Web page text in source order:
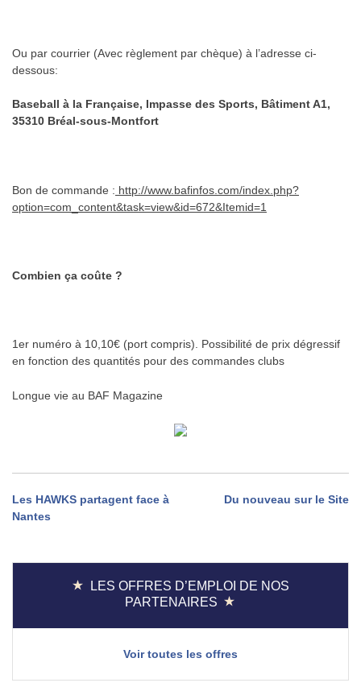
Ou par courrier (Avec règlement par chèque) à l’adresse ci-
dessous:
Baseball à la Française, Impasse des Sports, Bâtiment A1,
35310 Bréal-sous-Montfort
Bon de commande : http://www.bafinfos.com/index.php?
option=com_content&task=view&id=672&Itemid=1
Combien ça coûte ?
1er numéro à 10,10€ (port compris). Possibilité de prix dégressif
en fonction des quantités pour des commandes clubs
Longue vie au BAF Magazine
Navigation
l’article
Les HAWKS partagent face à
Nantes
Du nouveau sur le Site
LES OFFRES D’EMPLOI DE NOS
PARTENAIRES
Voir toutes les offres